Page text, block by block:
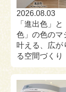
2026.08.03
「進出色」と
色」の色のマ
叶える、広が
る空間づくり